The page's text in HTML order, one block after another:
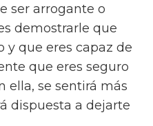
ser arrogante o
demostrarle que
y que eres capaz de
que eres seguro
ella, se sentirá más
dispuesta a dejarte